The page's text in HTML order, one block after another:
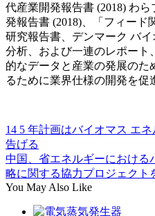
代産業開発報告書 (2018) わ
発報告書 (2018)、「フィード
研究報告書、デンマーク バ
分析、および一連のレポート
的なデータと産業の発展のた
るために業界仕様の開発を促
14 5 年計画はバイオマス エ
告げる
中国、省エネルギーにおける
略に関する協力プロジェクト
You May Also Like